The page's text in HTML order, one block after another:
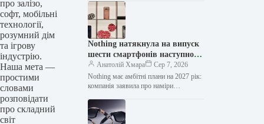
про залізо,
софт, мобільні
технології,
розумний дім
та ігрову
індустрію.
Наша мета —
простими
словами
розповідати
про складний
світ
своїх пристроїв. Деякі моделі тепер
оцінюються майже…
Nothing натякнула на випуск
шести смартфонів наступного
року — “вдвічі більше”, ніж
цьогоріч
Анатолій Хмара
Сер 7, 2026
Nothing має амбітні плани на 2027 рік:
компанія заявила про наміри
ніж у 2026 році, тобто…